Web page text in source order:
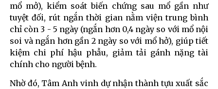
mổ mở), kiểm soát biến chứng sau mổ gần như
tuyệt đối, rút ngắn thời gian nằm viện trung bình
chỉ còn 3 - 5 ngày (ngắn hơn 0,4 ngày so với mổ nội
soi và ngắn hơn gần 2 ngày so với mổ hở), giúp tiết
kiệm chi phí hậu phẫu, giảm tải gánh nặng tài
chính cho người bệnh.
Nhờ đó, Tâm Anh vinh dự nhận thành tựu xuất sắc